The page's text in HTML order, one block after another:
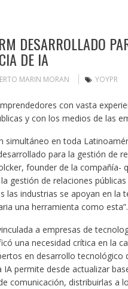
DESARROLLADO
DE IA
MARIN MORAN YOYPR
con vasta
y con los medios de las
simultáneo en toda
para la gestión de
founder de la compañía-
gestión de relaciones
las industrias se apoyan en
una herramienta como esta”.
a empresas de
una necesidad crítica en la
en desarrollo
permite desde actualizar
comunicación, distribuirlas a